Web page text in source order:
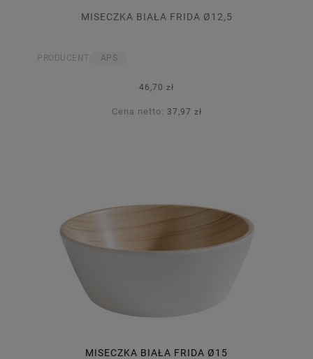
MISECZKA BIAŁA FRIDA Ø12,5
PRODUCENT: APS
46,70 zł
Cena netto: 37,97 zł
MISECZKA BIAŁA FRIDA Ø15